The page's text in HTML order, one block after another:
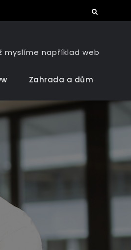
Search
myslíme například web
Zahrada a dům